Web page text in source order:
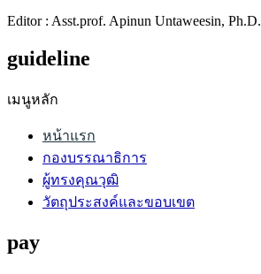
Editor : Asst.prof. Apinun Untaweesin, Ph.D.
guideline
เมนูหลัก
หน้าแรก
กองบรรณาธิการ
ผู้ทรงคุณวุฒิ
วัตถุประสงค์และขอบเขต
pay